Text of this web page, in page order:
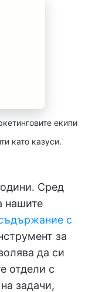
екипи
като казуси.
Сред
нашите
с
за
да си
отдели с
задачи,